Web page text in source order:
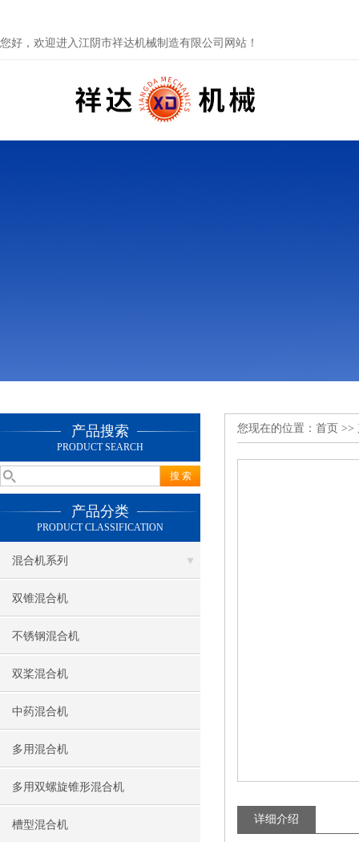
您好，欢迎进入江阴市祥达机械制造有限公司网站！
产品搜索
PRODUCT SEARCH
产品分类
PRODUCT CLASSIFICATION
混合机系列
双锥混合机
不锈钢混合机
双桨混合机
中药混合机
多用混合机
多用双螺旋锥形混合机
槽型混合机
您现在的位置： 首页 >>
详细介绍